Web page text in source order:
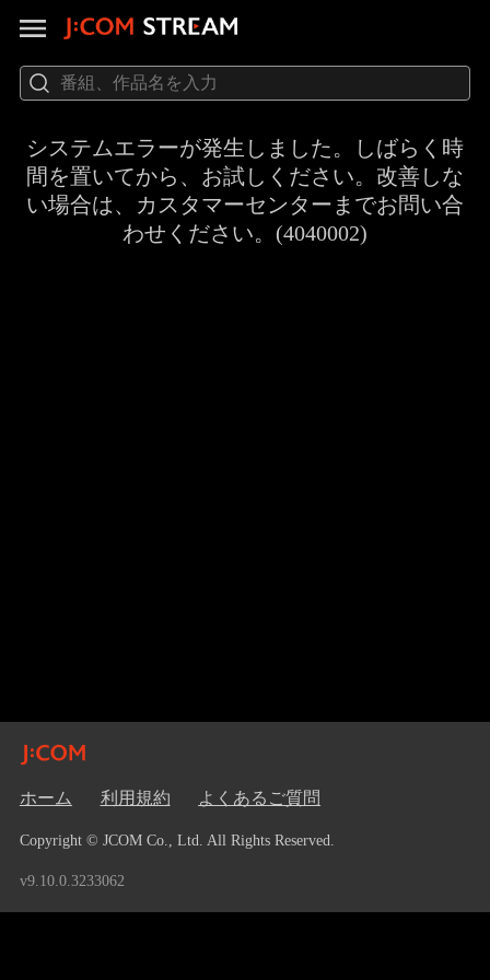
システムエラーが発生しました。しばらく時
間を置いてから、お試しください。改善しな
い場合は、カスタマーセンターまでお問い合
わせください。(4040002)
ホーム 利用規約 よくあるご質問
Copyright © JCOM Co., Ltd. All Rights Reserved.
v9.10.0.3233062